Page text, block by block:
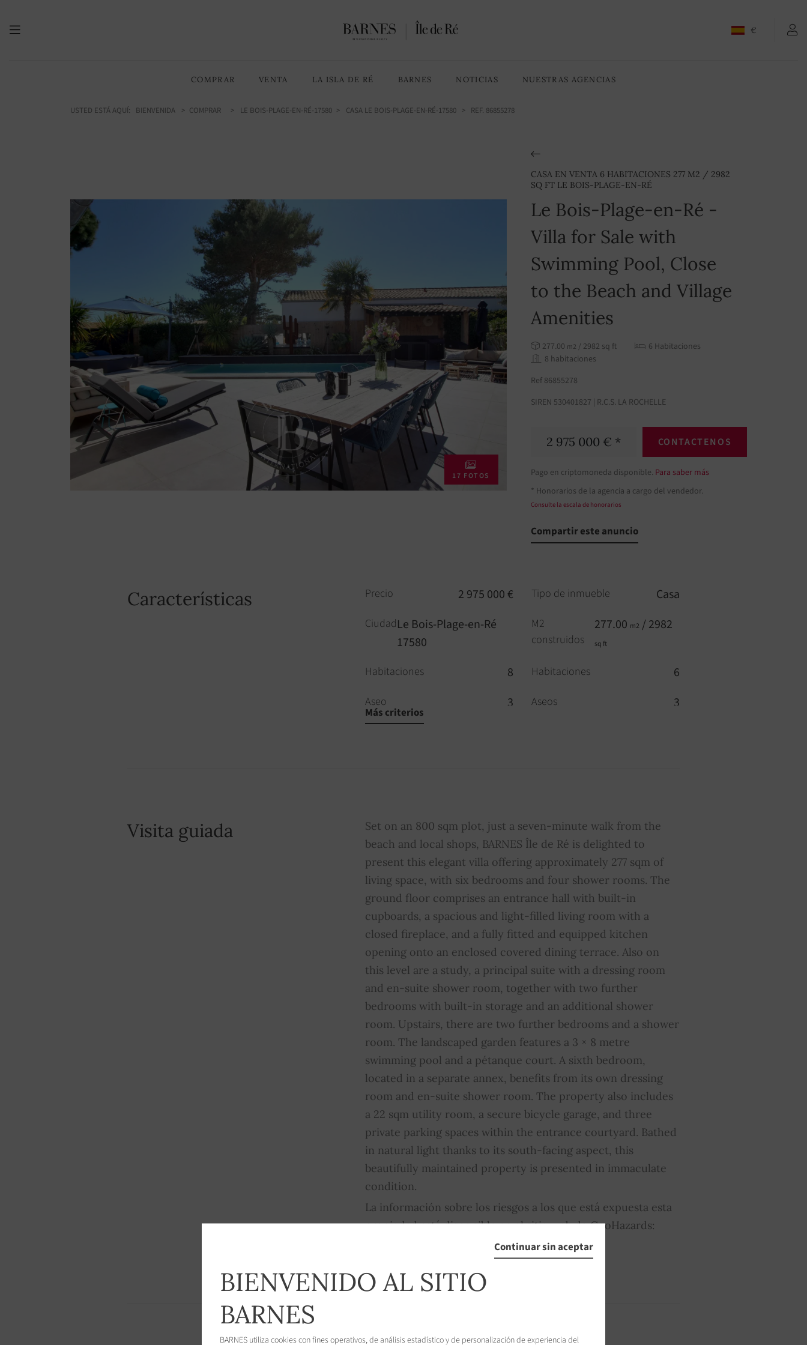
€
COMPRAR VENTA LA ISLA DE RÉ BARNES NOTICIAS NUESTRAS AGENCIAS
USTED ESTÁ AQUÍ: BIENVENIDA COMPRAR LE BOIS-PLAGE-EN-RÉ-17580 CASA LE BOIS-PLAGE-EN-RÉ-17580 > REF. 86855278
17 FOTOS
CASA EN VENTA 6 HABITACIONES 277 M2 / 2982
SQ FT LE BOIS-PLAGE-EN-RÉ
Le Bois-Plage-en-Ré -
Villa for Sale with
Swimming Pool, Close
to the Beach and Village
Amenities
277.00 m2 / 2982 sq ft
6 Habitaciones
8 habitaciones
Ref 86855278
SIREN 530401827 | R.C.S. LA ROCHELLE
2 975 000 € * CONTACTENOS
Pago en criptomoneda disponible. Para saber más
* Honorarios de la agencia a cargo del vendedor.
Consulte la escala de honorarios
Compartir este anuncio
Características Precio 2 975 000 € Tipo de inmueble Casa
CiudadLe Bois-Plage-en-Ré
17580
M2
construidos
277.00 m2 / 2982
sq ft
Habitaciones 8 Habitaciones 6
Aseo 3 Aseos 3
Videoteléfono SÍ Iluminación exterior
Petanca SÍ Suavizador de agua
Bien sujeto al régimen de
copropiedad
NO
Cuota media de los gastos
comunes
Más criterios
Visita guiada
Set on an 800 sqm plot, just a seven-minute walk from the
beach and local shops, BARNES Île de Ré is delighted to
present this elegant villa offering approximately 277 sqm of
living space, with six bedrooms and four shower rooms. The
ground floor comprises an entrance hall with built-in
cupboards, a spacious and light-filled living room with a
closed fireplace, and a fully fitted and equipped kitchen
opening onto an enclosed covered dining terrace. Also on
this level are a study, a principal suite with a dressing room
and en-suite shower room, together with two further
bedrooms with built-in storage and an additional shower
room. Upstairs, there are two further bedrooms and a shower
room. The landscaped garden features a 3 × 8 metre
swimming pool and a pétanque court. A sixth bedroom,
located in a separate annex, benefits from its own dressing
room and en-suite shower room. The property also includes
a 22 sqm utility room, a secure bicycle garage, and three
private parking spaces within the entrance courtyard. Bathed
in natural light thanks to its south-facing aspect, this
beautifully maintained property is presented in immaculate
condition.
La información sobre los riesgos a los que está expuesta esta
propiedad está disponible en el sitio web de GeoHazards:
Continuar sin aceptar
BIENVENIDO AL SITIO
BARNES
BARNES utiliza cookies con fines operativos, de análisis estadístico y de personalización de experiencia del